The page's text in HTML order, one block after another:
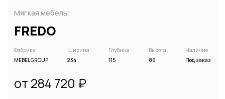
Мягкая мебель
FREDO
Фабрика
MEBELGROUP
Ширина
234
Глубина
115
Высота
86
Наличие
Под заказ
от 284 720 ₽